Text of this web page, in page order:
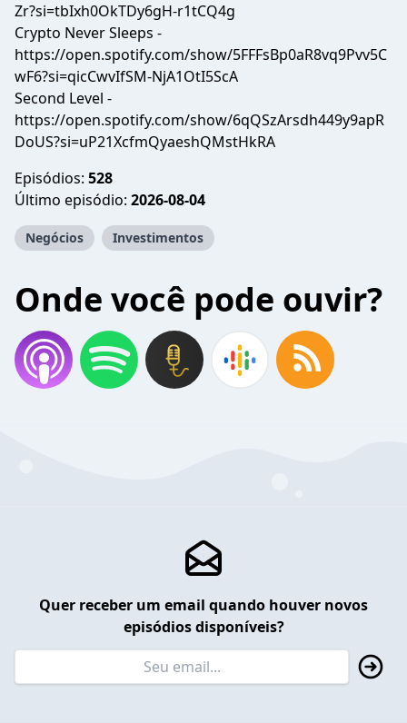
Zr?si=tbIxh0OkTDy6gH-r1tCQ4g
Crypto Never Sleeps -
https://open.spotify.com/show/5FFFsBp0aR8vq9Pvv5C
wF6?si=qicCwvIfSM-NjA1OtI5ScA
Second Level -
https://open.spotify.com/show/6qQSzArsdh449y9apR
DoUS?si=uP21XcfmQyaeshQMstHkRA
Episódios: 528
Último episódio: 2026-08-04
Negócios Investimentos
Onde você pode ouvir?
Quer receber um email quando houver novos
episódios disponíveis?